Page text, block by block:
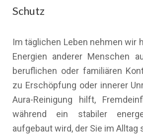
Schutz
Im täglichen Leben nehmen wir
Energien anderer Menschen
beruflichen oder familiären
zu Erschöpfung oder innerer
Aura-Reinigung hilft,
während ein stabiler
aufgebaut wird, der Sie im Alltag